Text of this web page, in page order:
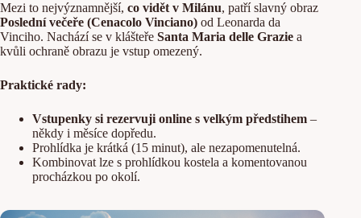
Mezi to nejvýznamnější, co vidět v Milánu, patří slavný obraz
Poslední večeře (Cenacolo Vinciano) od Leonarda da
Vinciho. Nachází se v klášteře Santa Maria delle Grazie a
kvůli ochraně obrazu je vstup omezený.
Praktické rady:
Vstupenky si rezervuji online s velkým předstihem –
někdy i měsíce dopředu.
Prohlídka je krátká (15 minut), ale nezapomenutelná.
Kombinovat lze s prohlídkou kostela a komentovanou
procházkou po okolí.